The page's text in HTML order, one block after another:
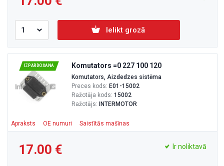
Ielikt grozā
IZPĀRDOŠANA Komutators =0 227 100 120
Komutators, Aizdedzes sistēma
Preces kods: E01-15002
Ražotāja kods: 15002
Ražotājs:
INTERMOTOR
Apraksts OE numuri Saistītās mašīnas
17.00 Ir noliktavā